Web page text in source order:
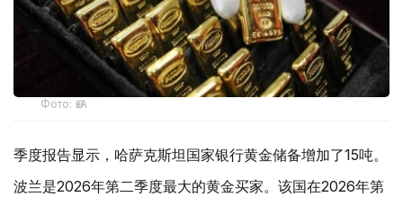
Фото: ӨзА
季度报告显示，哈萨克斯坦国家银行黄金储备增加了15吨。
波兰是2026年第二季度最大的黄金买家。该国在2026年第